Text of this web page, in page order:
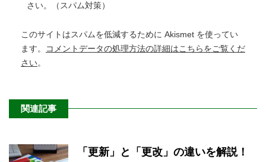
さい。（スパム対策）
このサイトはスパムを低減するために Akismet を使ってい
ます。
コメントデータの処理方法の詳細はこちらをご覧くだ
さい。
関連記事
「更新」と「更改」の違いを解説！